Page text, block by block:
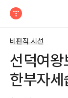
비판적 시선
선덕여
한부자세